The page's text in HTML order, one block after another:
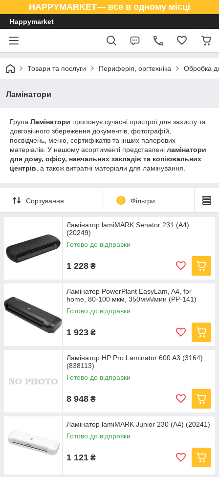
HAPPYMARKET— все в одному місці
Happymarket
Товари та послуги Периферія, оргтехніка Обробка
Ламінатори
Група Ламінатори пропонує сучасні пристрої для захисту та
довговічного збереження документів, фотографій,
посвідчень, меню, сертифікатів та інших паперових
матеріалів. У нашому асортименті представлені ламінатори
для дому, офісу, навчальних закладів та копіювальних
центрів , а також витратні матеріали для ламінування.
Сортування 0 Фільтри
Ламінатор lamiMARK Senator 231 (A4)
(20249)
Готово до відправки
1 228 ₴
Ламінатор PowerPlant EasyLam, A4, for
home, 80-100 мкм, 350мм\/мин (PP-141)
Готово до відправки
1 923 ₴
Ламінатор HP Pro Laminator 600 A3 (3164)
(838113)
Готово до відправки
8 948 ₴
Ламінатор lamiMARK Junior 230 (A4) (20241)
Готово до відправки
1 121 ₴